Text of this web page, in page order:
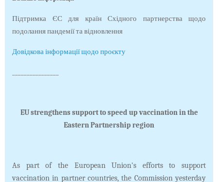
Підтримка ЄС для країн Східного партнерства щодо
подолання пандемії та відновлення
Довідкова інформації щодо проєкту
EU strengthens support to speed up vaccination in the
Eastern Partnership region
As part of the European Union's efforts to support
vaccination in partner countries, the Commission yesterday